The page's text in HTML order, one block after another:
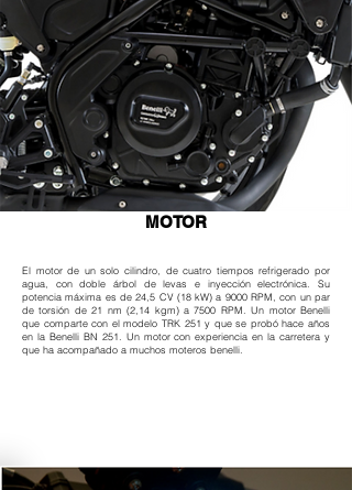
MOTOR
El motor de un solo cilindro, de cuatro tiempos refrigerado por
agua, con doble árbol de levas e inyección electrónica. Su
potencia máxima es de 24,5 CV (18 kW) a 9000 RPM, con un par
de torsión de 21 nm (2,14 kgm) a 7500 RPM. Un motor Benelli
que comparte con el modelo TRK 251 y que se probó hace años
en la Benelli BN 251. Un motor con experiencia en la carretera y
que ha acompañado a muchos moteros benelli.